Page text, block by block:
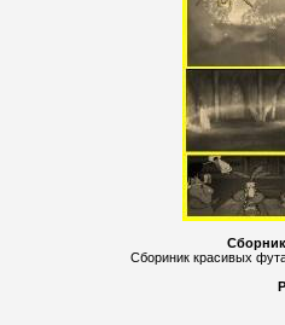
Сбориник красивых